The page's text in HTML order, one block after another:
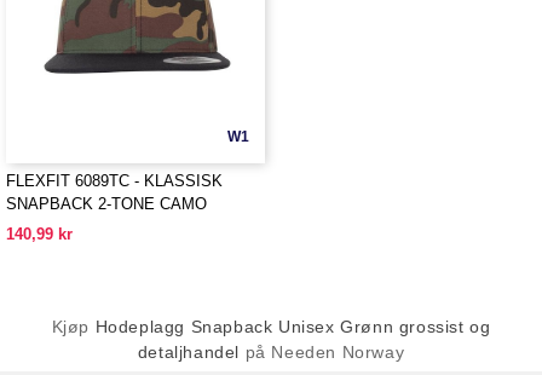
W1
FLEXFIT 6089TC - KLASSISK
SNAPBACK 2-TONE CAMO
140,99 kr
Kjøp Hodeplagg Snapback Unisex Grønn grossist og
detaljhandel på Needen Norway